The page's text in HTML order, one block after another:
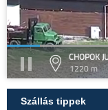
CHOPOK
1220 m
Szállás tippek